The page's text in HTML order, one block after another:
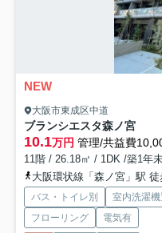
NEW
大阪市東成区中道
ブランシエスタ森ノ宮
10.1万円 管理/共益費
11階 / 26.18㎡ / 1DK /築1年
大阪環状線「森ノ宮」駅 徒
バス・トイレ別 室内洗濯
フローリング
電気有